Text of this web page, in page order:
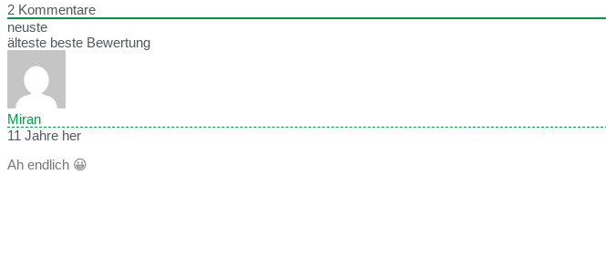
2 Kommentare
neuste
älteste beste Bewertung
Miran
11 Jahre her
Ah endlich 😀